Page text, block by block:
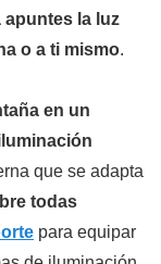
apuntes la luz
o a ti mismo.
en un
que se adapta
todas
para equipar